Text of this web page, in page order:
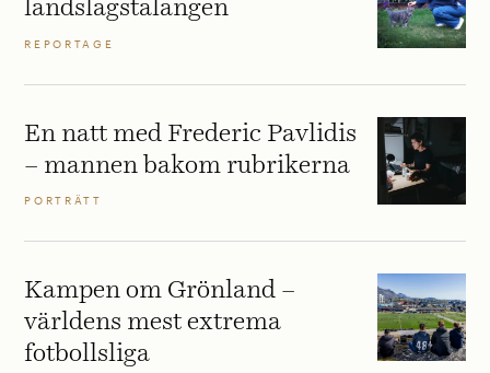
landslagstalangen
REPORTAGE
En natt med Frederic Pavlidis
– mannen bakom rubrikerna
PORTRÄTT
Kampen om Grönland –
världens mest extrema
fotbollsliga